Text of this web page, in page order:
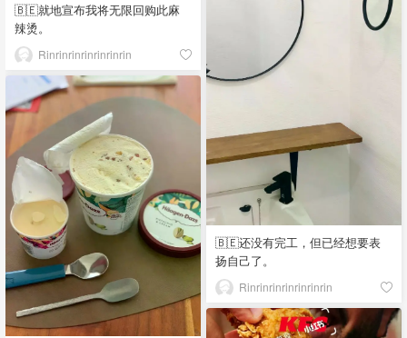
🇧🇪就地宣布我将无限回购此麻
辣烫。
Rinrinrinrinrinrinrin
🇧🇪还没有完工，但已经想要表
扬自己了。
Rinrinrinrinrinrinrin